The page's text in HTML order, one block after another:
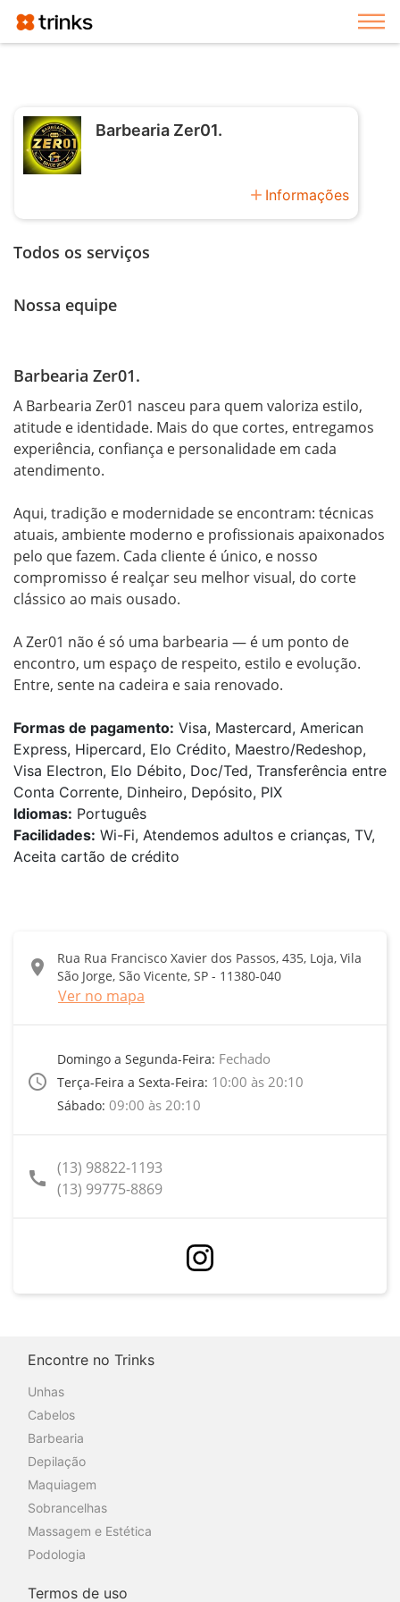
Barbearia Zer01.
add Informações
Todos os serviços
Nossa equipe
Barbearia Zer01.
A Barbearia Zer01 nasceu para quem valoriza estilo,
atitude e identidade. Mais do que cortes, entregamos
experiência, confiança e personalidade em cada
atendimento.
Aqui, tradição e modernidade se encontram: técnicas
atuais, ambiente moderno e profissionais apaixonados
pelo que fazem. Cada cliente é único, e nosso
compromisso é realçar seu melhor visual, do corte
clássico ao mais ousado.
A Zer01 não é só uma barbearia — é um ponto de
encontro, um espaço de respeito, estilo e evolução.
Entre, sente na cadeira e saia renovado.
Formas de pagamento: Visa, Mastercard, American
Express, Hipercard, Elo Crédito, Maestro/Redeshop,
Visa Electron, Elo Débito, Doc/Ted, Transferência entre
Conta Corrente, Dinheiro, Depósito, PIX
Idiomas: Português
Facilidades: Wi-Fi, Atendemos adultos e crianças, TV,
Aceita cartão de crédito
location_on
Rua Rua Francisco Xavier dos Passos, 435, Loja, Vila
São Jorge, São Vicente, SP - 11380-040
Ver no mapa
access_time
Domingo a Segunda-Feira: Fechado
Terça-Feira a Sexta-Feira: 10:00 às 20:10
Sábado: 09:00 às 20:10
call (13) 98822-1193
(13) 99775-8869
Encontre no Trinks
Unhas
Cabelos
Barbearia
Depilação
Maquiagem
Sobrancelhas
Massagem e Estética
Podologia
Termos de uso